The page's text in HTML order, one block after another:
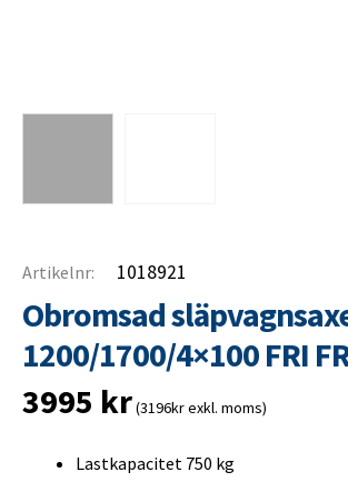
Artikelnr: 1018921
Obromsad
1200/1700/4×100 FRI
3995 kr(3196kr exkl. moms)
Lastkapacitet 750 kg